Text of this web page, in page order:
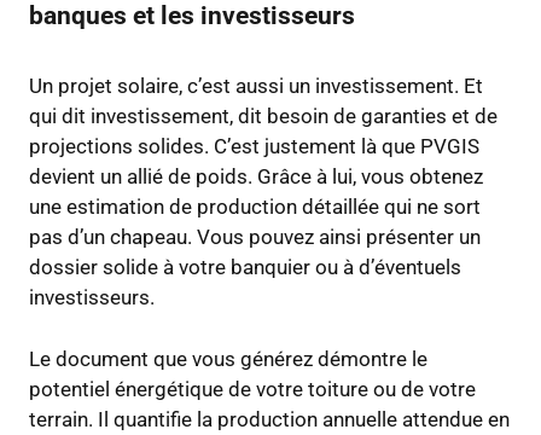
banques et les investisseurs
Un projet solaire, c’est aussi un investissement. Et
qui dit investissement, dit besoin de garanties et de
projections solides. C’est justement là que PVGIS
devient un allié de poids. Grâce à lui, vous obtenez
une estimation de production détaillée qui ne sort
pas d’un chapeau. Vous pouvez ainsi présenter un
dossier solide à votre banquier ou à d’éventuels
investisseurs.
Le document que vous générez démontre le
potentiel énergétique de votre toiture ou de votre
terrain. Il quantifie la production annuelle attendue en